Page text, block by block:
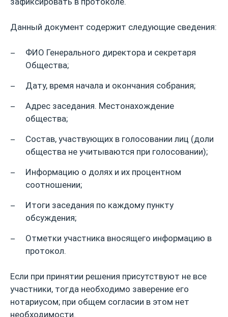
Данный документ содержит следующие сведения:
ФИО Генерального директора и секретаря
Общества;
Дату, время начала и окончания собрания;
Адрес заседания. Местонахождение
общества;
Состав, участвующих в голосовании лиц (доли
общества не учитываются при голосовании);
Информацию о долях и их процентном
соотношении;
Итоги заседания по каждому пункту
обсуждения;
Отметки участника вносящего информацию в
протокол.
Если при принятии решения присутствуют не все
участники, тогда необходимо заверение его
нотариусом; при общем согласии в этом нет
необходимости.